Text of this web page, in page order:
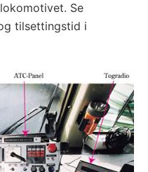
Se
tilsettingstid i